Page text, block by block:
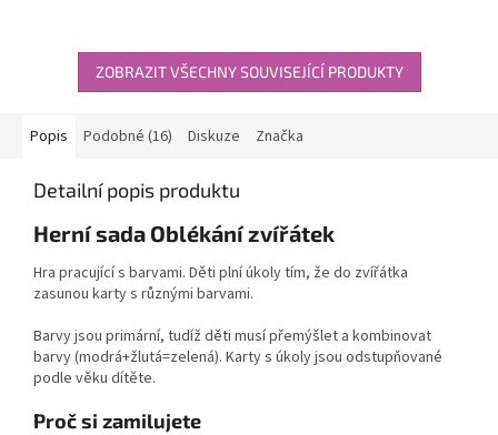
ZOBRAZIT VŠECHNY SOUVISEJÍCÍ PRODUKTY
Popis Podobné (16) Diskuze Značka
Detailní popis produktu
Herní sada Oblékání zvířátek
Hra pracující s barvami. Děti plní úkoly tím, že do zvířátka
zasunou karty s různými barvami.
Barvy jsou primární, tudíž děti musí přemýšlet a kombinovat
barvy (modrá+žlutá=zelená). Karty s úkoly jsou odstupňované
podle věku dítěte.
Proč si zamilujete